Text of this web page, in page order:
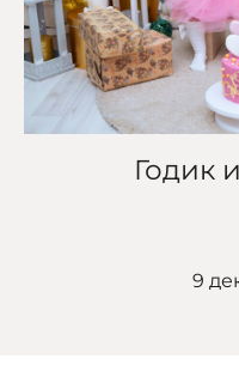
Годик
9